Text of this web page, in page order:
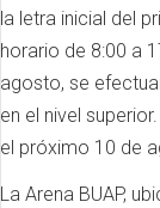
la letra inicial del
horario de 8:00 a
agosto, se
en el nivel
el próximo 10 de
La Arena BUAP,